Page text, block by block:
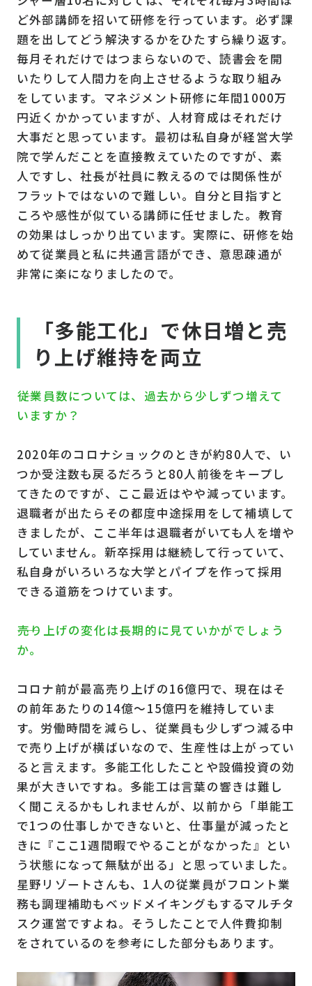
ど外部講師を招いて研修を行っています。必ず課
題を出してどう解決するかをひたすら繰り返す。
毎月それだけではつまらないので、読書会を開
いたりして人間力を向上させるような取り組み
をしています。マネジメント研修に年間1000万
円近くかかっていますが、人材育成はそれだけ
大事だと思っています。最初は私自身が経営大学
院で学んだことを直接教えていたのですが、素
人ですし、社長が社員に教えるのでは関係性が
フラットではないので難しい。自分と目指すと
ころや感性が似ている講師に任せました。教育
の効果はしっかり出ています。実際に、研修を始
めて従業員と私に共通言語ができ、意思疎通が
非常に楽になりましたので。
「多能工化」で休日増と売
り上げ維持を両立
――従業員数については、過去から少しずつ増えて
いますか？
2020年のコロナショックのときが約80人で、い
つか受注数も戻るだろうと80人前後をキープし
てきたのですが、ここ最近はやや減っています。
退職者が出たらその都度中途採用をして補填して
きましたが、ここ半年は退職者がいても人を増や
していません。新卒採用は継続して行っていて、
私自身がいろいろな大学とパイプを作って採用
できる道筋をつけています。
――売り上げの変化は長期的に見ていかがでしょう
か。
コロナ前が最高売り上げの16億円で、現在はそ
の前年あたりの14億〜15億円を維持していま
す。労働時間を減らし、従業員も少しずつ減る中
で売り上げが横ばいなので、生産性は上がってい
ると言えます。多能工化したことや設備投資の効
果が大きいですね。多能工は言葉の響きは難し
く聞こえるかもしれませんが、以前から「単能工
で1つの仕事しかできないと、仕事量が減ったと
きに『ここ1週間暇でやることがなかった』とい
う状態になって無駄が出る」と思っていました。
星野リゾートさんも、1人の従業員がフロント業
務も調理補助もベッドメイキングもするマルチタ
スク運営ですよね。そうしたことで人件費抑制
をされているのを参考にした部分もあります。